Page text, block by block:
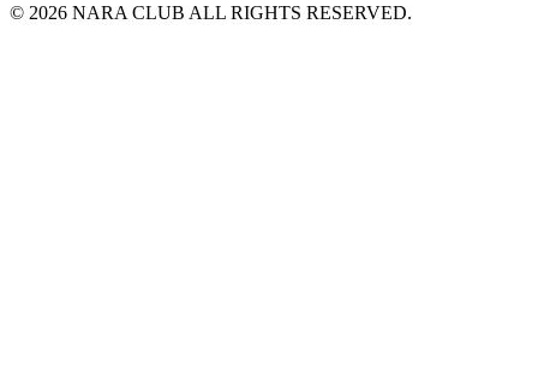
© 2026 NARA CLUB ALL RIGHTS RESERVED.